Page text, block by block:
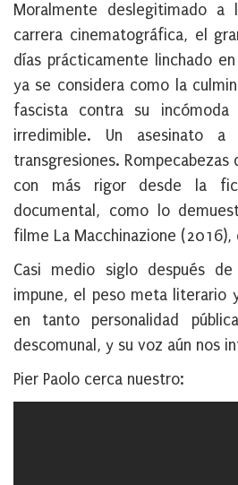
Moralmente deslegitimado
carrera cinematográfica, el
días prácticamente linchado
ya se considera como la
fascista contra su
irredimible. Un asesinato
transgresiones. Rompecabezas
con más rigor desde la
documental, como lo
filme La Macchinazione (2016),
Casi medio siglo después
impune, el peso meta literario
en tanto personalidad
descomunal, y su voz aún nos
Pier Paolo cerca nuestro: